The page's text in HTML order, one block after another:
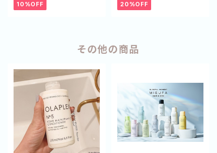
10%OFF 20%OFF
その他の商品